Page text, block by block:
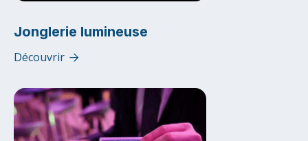
Jonglerie lumineuse
Découvrir 